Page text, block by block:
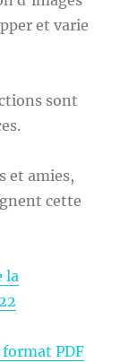
et varie
sont
et amies,
cette
la
PDF